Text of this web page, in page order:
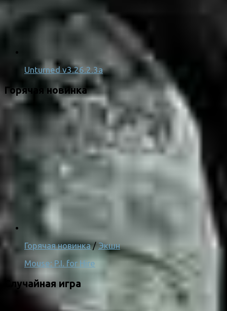
Unturned v3.26.2.3a
Горячая новинка
Горячая новинка/ Экшн
Mouse: P.I. for Hire
Случайная игра